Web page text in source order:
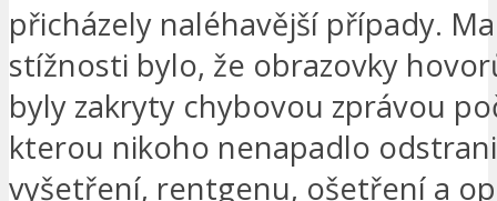
přicházely naléhavější případy.
stížnosti bylo, že obrazovky
byly zakryty chybovou zprávou
kterou nikoho nenapadlo
vyšetření, rentgenu, ošetření a